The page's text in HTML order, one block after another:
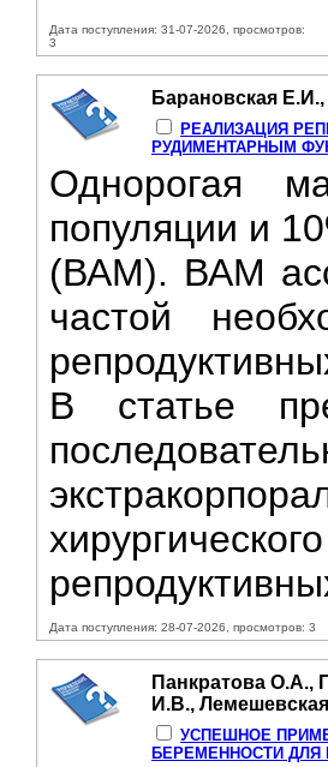
Дата поступления: 31-07-2026, просмотров:
3
Барановская
РЕАЛИЗАЦИЯ
РУДИМЕНТАРНЫМ
Однорогая
популяции и
(ВАМ). ВАМ
частой
В статье
Дата поступления: 28-07-2026, просмотров: 3
Панкратова О.А.,
И.В.,
УСПЕШНОЕ
БЕРЕМЕННОСТИ ДЛЯ